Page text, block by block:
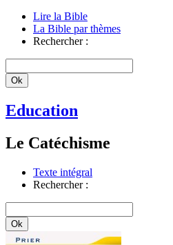
Lire la Bible
La Bible par thèmes
Rechercher :
Education
Le Catéchisme
Texte intégral
Rechercher :